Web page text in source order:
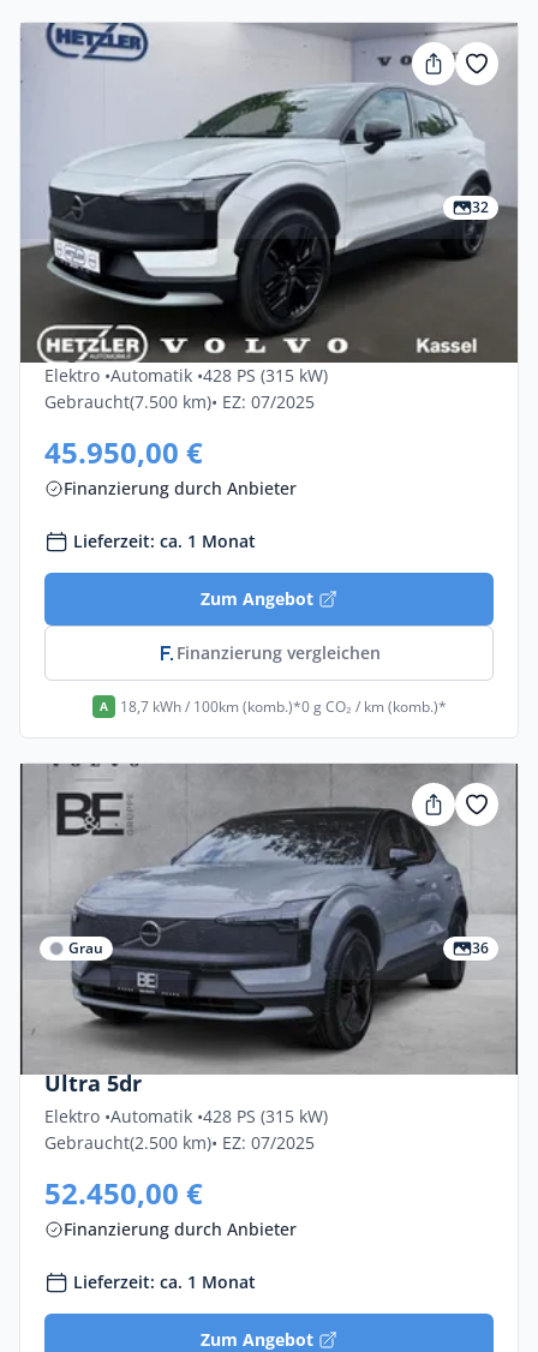
32
Privat & Gewerbe
Volvo Ex30 Twin Motor Performance AWD
Ultra 5dr
Elektro •Automatik •428 PS (315 kW)
Gebraucht(7.500 km)• EZ: 07/2025
45.950,00 €
Finanzierung durch Anbieter
Lieferzeit: ca. 1 Monat
Zum Angebot
Finanzierung vergleichen
A 18,7 kWh / 100km (komb.)*0 g CO₂ / km (komb.)*
Grau 36
Gewerbe & Privat
Volvo Ex30 Twin Motor Performance AWD
Ultra 5dr
Elektro •Automatik •428 PS (315 kW)
Gebraucht(2.500 km)• EZ: 07/2025
52.450,00 €
Finanzierung durch Anbieter
Lieferzeit: ca. 1 Monat
Zum Angebot